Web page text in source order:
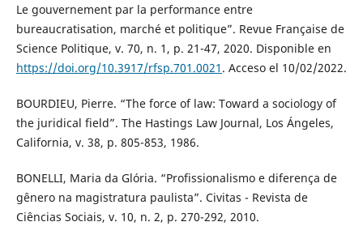
Le gouvernement par la performance entre
bureaucratisation, marché et politique”. Revue Française de
Science Politique, v. 70, n. 1, p. 21-47, 2020. Disponible en
https://doi.org/10.3917/rfsp.701.0021 . Acceso el 10/02/2022.
BOURDIEU, Pierre. “The force of law: Toward a sociology of
the juridical field”. The Hastings Law Journal, Los Ángeles,
California, v. 38, p. 805-853, 1986.
BONELLI, Maria da Glória. “Profissionalismo e diferença de
gênero na magistratura paulista”. Civitas - Revista de
Ciências Sociais, v. 10, n. 2, p. 270-292, 2010.